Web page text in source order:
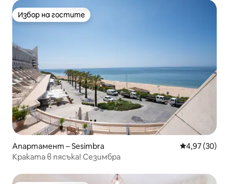
Избор на гостите
Избор на гостите
Апартамент – Sesimbra Средна
4,97 (30)
Краката в пясъка! Сезимбра